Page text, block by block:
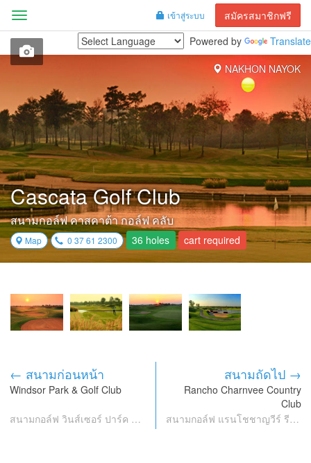
เข้าสู่ระบบ สมัครสมาชิกฟรี
Menu
Powered by
Translate
NAKHON NAYOK
Cascata Golf Club
สนามกอล์ฟ คาสคาต้า กอล์ฟ คลับ
Map 0 37 61 2300 36 holes cart required
← สนามก่อนหน้า
Windsor Park & Golf Club
สนามกอล์ฟ วินส์เซอร์ ปาร์ค แอนด์ กอล์ฟ คลับ
สนามถัดไป →
Rancho Charnvee Country
Club
สนามกอล์ฟ แรนโชชาญวีร์ รีสอร์ท แอนด์ คันทรี คลับ